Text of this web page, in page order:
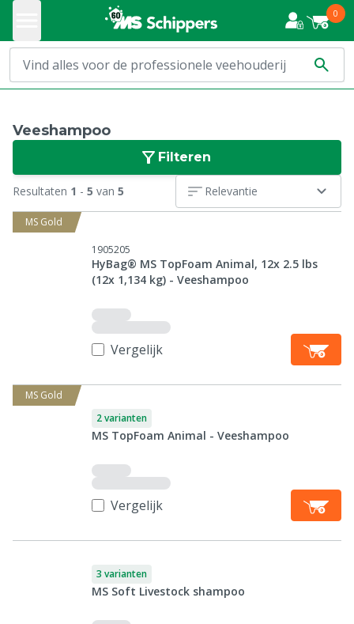
0
Veeshampoo
Filteren
Resultaten 1 - 5 van 5 Relevantie
MS Gold
1905205
HyBag® MS TopFoam Animal, 12x 2.5 lbs
(12x 1,134 kg) - Veeshampoo
Vergelijk
MS Gold
2 varianten
MS TopFoam Animal - Veeshampoo
Vergelijk
3 varianten
MS Soft Livestock shampoo